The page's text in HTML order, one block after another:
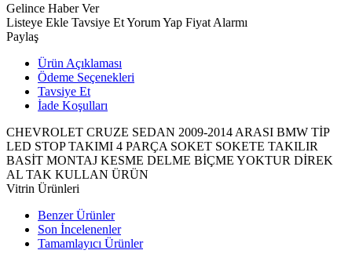
Gelince Haber Ver
Listeye Ekle Tavsiye EtYorum Yap Fiyat Alarmı
Paylaş
Ürün Açıklaması
Ödeme Seçenekleri
Tavsiye Et
İade Koşulları
CHEVROLET CRUZE SEDAN 2009-2014 ARASI BMW TİP
LED STOP TAKIMI 4 PARÇA SOKET SOKETE TAKILIR
BASİT MONTAJ KESME DELME BİÇME YOKTUR DİREK
AL TAK KULLAN ÜRÜN
Vitrin Ürünleri
Benzer Ürünler
Son İncelenenler
Tamamlayıcı Ürünler